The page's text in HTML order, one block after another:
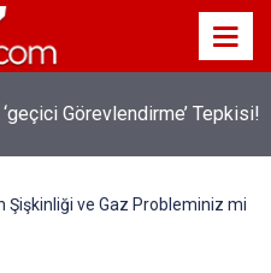
Görevlendirme’ Tepkisi!
Şişkinliği ve Gaz Probleminiz mi